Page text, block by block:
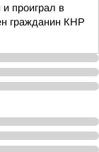
проиграл в
гражданин КНР